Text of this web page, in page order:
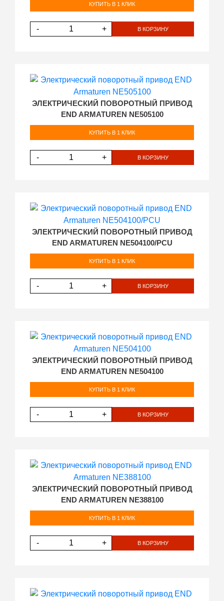
КУПИТЬ В 1 КЛИК
- + В КОРЗИНУ
ЭЛЕКТРИЧЕСКИЙ ПОВОРОТНЫЙ ПРИВОД
END ARMATUREN NE505100
КУПИТЬ В 1 КЛИК
- + В КОРЗИНУ
ЭЛЕКТРИЧЕСКИЙ ПОВОРОТНЫЙ ПРИВОД
END ARMATUREN NE504100/PCU
КУПИТЬ В 1 КЛИК
- + В КОРЗИНУ
ЭЛЕКТРИЧЕСКИЙ ПОВОРОТНЫЙ ПРИВОД
END ARMATUREN NE504100
КУПИТЬ В 1 КЛИК
- + В КОРЗИНУ
ЭЛЕКТРИЧЕСКИЙ ПОВОРОТНЫЙ ПРИВОД
END ARMATUREN NE388100
КУПИТЬ В 1 КЛИК
- + В КОРЗИНУ